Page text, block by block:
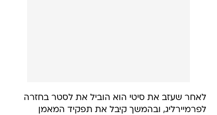
לאחר שעזב את סיטי הוא הוביל את לסטר בחזרה
לפרמיירליג, ובהמשך קיבל את תפקיד המאמן